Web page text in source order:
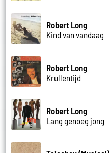
Robert Long
Kind van vandaag
Robert Long
Krullentijd
Robert Long
Lang genoeg jong